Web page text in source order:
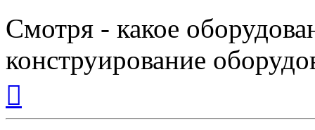
Смотря - какое
конструирование
началу